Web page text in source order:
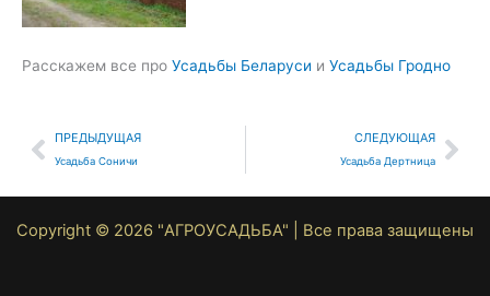
Расскажем все про Усадьбы Беларуси и Усадьбы Гродно
Prev
ПРЕДЫДУЩАЯ
Усадьба Соничи
СЛЕДУЮЩАЯ
Усадьба Дертница
Copyright © 2026 "АГРОУСАДЬБА" | Все права защищены